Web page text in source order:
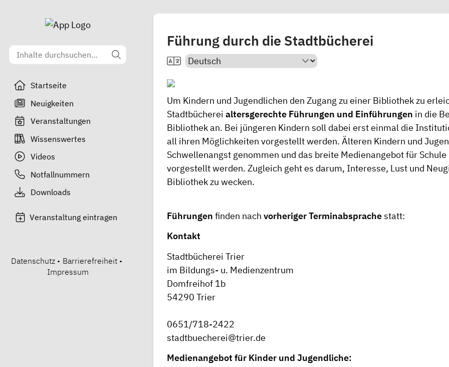
Startseite
Neuigkeiten
Veranstaltungen
Wissenswertes
Videos
Notfallnummern
Downloads
Veranstaltung eintragen
Datenschutz • Barrierefreiheit •
Impressum
Führung durch die Stadtbücherei
Um Kindern und Jugendlichen den Zugang zu einer Bibliothek zu
Stadtbücherei altersgerechte Führungen und Einführungen in die
Bibliothek an. Bei jüngeren Kindern soll dabei erst einmal die
all ihren Möglichkeiten vorgestellt werden. Älteren Kindern und
Schwellenangst genommen und das breite Medienangebot für
vorgestellt werden. Zugleich geht es darum, Interesse, Lust und
Bibliothek zu wecken.
Führungen finden nach vorheriger Terminabsprachestatt:
Kontakt
Stadtbücherei Trier
im Bildungs- u. Medienzentrum
Domfreihof 1b
54290 Trier
0651/718-2422
stadtbuecherei@trier.de
Medienangebot für Kinder und Jugendliche: